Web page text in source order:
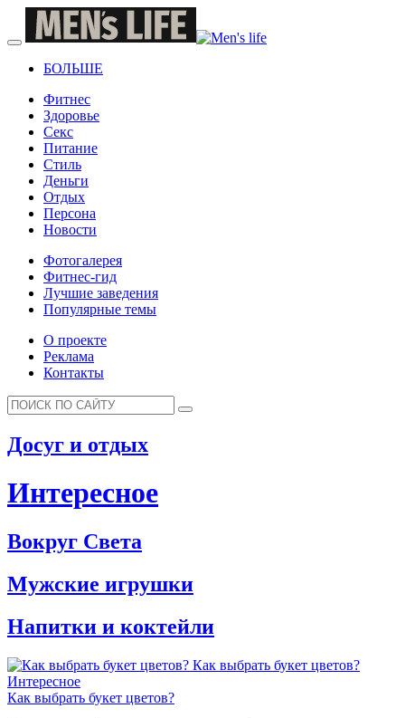
БОЛЬШЕ
Фитнес
Здоровье
Секс
Питание
Стиль
Деньги
Отдых
Персона
Новости
Фотогалерея
Фитнес-гид
Лучшие заведения
Популярные темы
О проекте
Реклама
Контакты
Досуг и отдых
Интересное
Вокруг Света
Мужские игрушки
Напитки и коктейли
Как выбрать букет цветов?
Интересное
Как выбрать букет цветов?